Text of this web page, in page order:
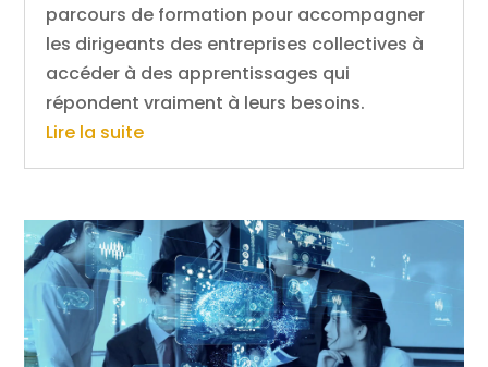
parcours de formation pour accompagner
les dirigeants des entreprises collectives à
accéder à des apprentissages qui
répondent vraiment à leurs besoins.
Lire la suite